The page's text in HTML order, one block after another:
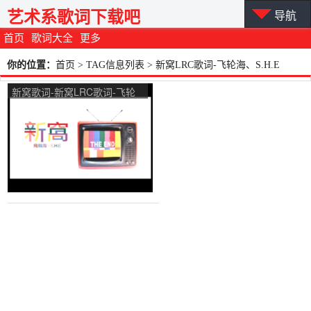
首页 歌词大全 更多
艺术系歌词下载吧 导航
你的位置： 首页 > TAG信息列表 > 新窝LRC歌词-飞轮海、S.H.E
新窝歌词-新窝LRC歌词-飞轮